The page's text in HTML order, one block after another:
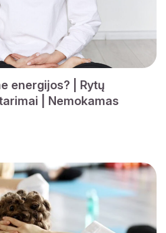
energijos? | Rytų
| Nemokamas